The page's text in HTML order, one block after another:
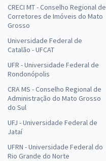
CRECI MT - Conselho Regional de
Corretores de Imóveis do Mato
Grosso
Universidade Federal de
Catalão - UFCAT
UFR - Universidade Federal de
Rondonópolis
CRA MS - Conselho Regional de
Administração do Mato Grosso
do Sul
UFJ - Universidade Federal de
Jataí
UFRN - Universidade Federal do
Rio Grande do Norte